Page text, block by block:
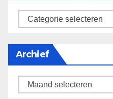
categorieën
Archief
Archief